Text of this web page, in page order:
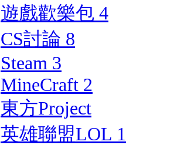
遊戲歡樂包 4
CS討論 8
Steam 3
MineCraft 2
東方Project
英雄聯盟LOL 1